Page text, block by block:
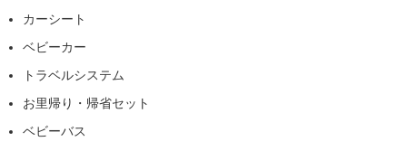
カーシート
ベビーカー
トラベルシステム
お里帰り・帰省セット
ベビーバス